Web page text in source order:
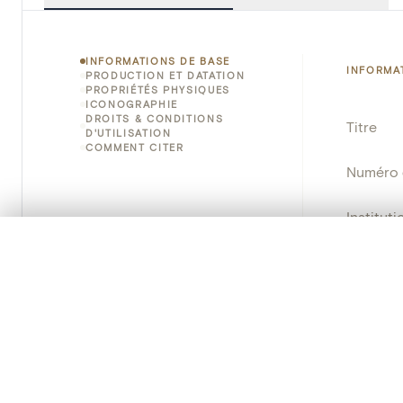
INFORMATIONS DE BASE
PRODUCTION ET DATATION
PROPRIÉTÉS PHYSIQUES
ICONOGRAPHIE
DROITS & CONDITIONS
D'UTILISATION
COMMENT CITER
Titre